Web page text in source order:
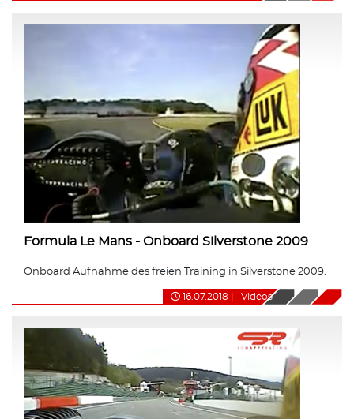
Formula Le Mans - Onboard Silverstone 2009
Onboard Aufnahme des freien Training in Silverstone 2009.
16.07.2018 Videos